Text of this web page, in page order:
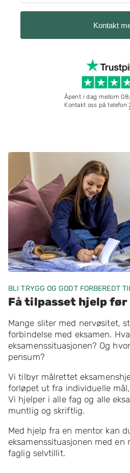
Kontakt
Åpent i dag mellom
Kontakt oss på telefon
BLI TRYGG OG GODT FORBEREDT
Få tilpasset hjelp før
Mange sliter med nervøsitet,
forbindelse med eksamen.
eksamenssituasjonen? Og
pensum?
Vi tilbyr målrettet
forløpet ut fra individuelle
Vi hjelper i alle fag og alle
muntlig og skriftlig.
Med hjelp fra en mentor kan
eksamenssituasjonen med en
faglig selvtillit.